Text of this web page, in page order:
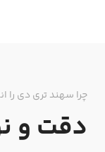
چرا سهند تری دی را
دقت و